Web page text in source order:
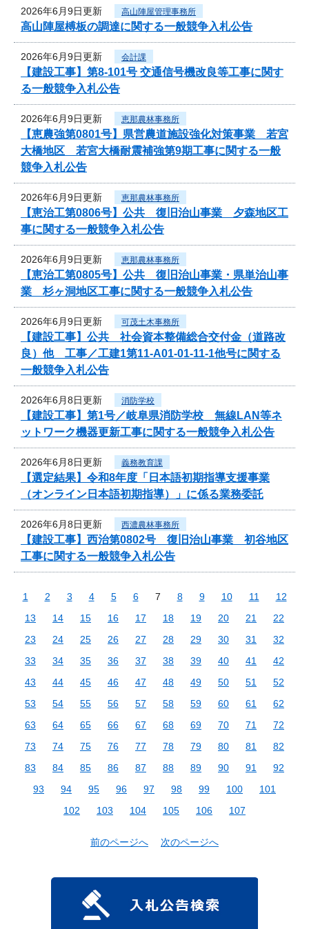
2026年6月9日更新 高山陣屋管理事務所
高山陣屋榑板の調達に関する一般競争入札公告
2026年6月9日更新 会計課
【建設工事】第8-101号 交通信号機改良等工事に関す
る一般競争入札公告
2026年6月9日更新 恵那農林事務所
【恵農強第0801号】県営農道施設強化対策事業 若宮
大橋地区 若宮大橋耐震補強第9期工事に関する一般
競争入札公告
2026年6月9日更新 恵那農林事務所
【恵治工第0806号】公共 復旧治山事業 夕森地区工
事に関する一般競争入札公告
2026年6月9日更新 恵那農林事務所
【恵治工第0805号】公共 復旧治山事業・県単治山事
業 杉ヶ洞地区工事に関する一般競争入札公告
2026年6月9日更新 可茂土木事務所
【建設工事】公共 社会資本整備総合交付金（道路改
良）他 工事／工建1第11-A01-01-11-1他号に関する
一般競争入札公告
2026年6月8日更新 消防学校
【建設工事】第1号／岐阜県消防学校 無線LAN等ネ
ットワーク機器更新工事に関する一般競争入札公告
2026年6月8日更新 義務教育課
【選定結果】令和8年度「日本語初期指導支援事業
（オンライン日本語初期指導）」に係る業務委託
2026年6月8日更新 西濃農林事務所
【建設工事】西治第0802号 復旧治山事業 初谷地区
工事に関する一般競争入札公告
1 2 3 4 5 6 7 8 9 10 11
12
13
14 15 16 17 18 19 20 21
22
23
24 25 26 27 28 29 30 31
32
33
34 35 36 37 38 39 40 41
42
43
44 45 46 47 48 49 50 51
52
53
54 55 56 57 58 59 60 61
62
63
64 65 66 67 68 69 70 71
72
73
74 75 76 77 78 79 80 81
82
83
84 85 86 87 88 89 90 91
92
93
94 95 96 97 98 99 100
101
102
103 104 105 106 107
前のページへ 次のページへ